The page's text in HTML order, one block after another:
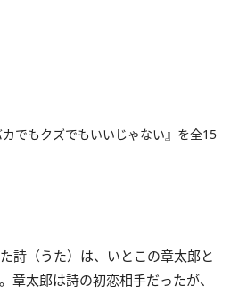
でもクズでもいいじゃない』を全15
詩（うた）は、いとこの章太郎と
章太郎は詩の初恋相手だったが、